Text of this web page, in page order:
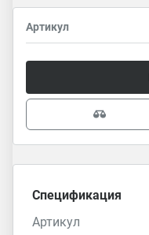
Артикул
Спецификация
Артикул